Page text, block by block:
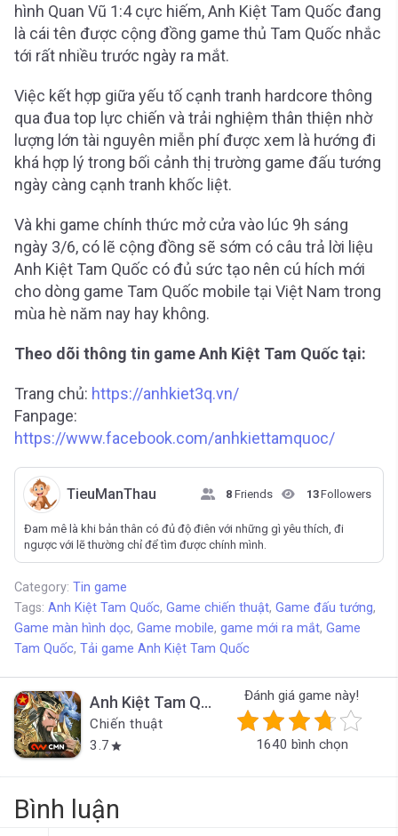
hình Quan Vũ 1:4 cực hiếm, Anh Kiệt Tam Quốc đang
là cái tên được cộng đồng game thủ Tam Quốc nhắc
tới rất nhiều trước ngày ra mắt.
Việc kết hợp giữa yếu tố cạnh tranh hardcore thông
qua đua top lực chiến và trải nghiệm thân thiện nhờ
lượng lớn tài nguyên miễn phí được xem là hướng đi
khá hợp lý trong bối cảnh thị trường game đấu tướng
ngày càng cạnh tranh khốc liệt.
Và khi game chính thức mở cửa vào lúc 9h sáng
ngày 3/6, có lẽ cộng đồng sẽ sớm có câu trả lời liệu
Anh Kiệt Tam Quốc có đủ sức tạo nên cú hích mới
cho dòng game Tam Quốc mobile tại Việt Nam trong
mùa hè năm nay hay không.
Theo dõi thông tin game Anh Kiệt Tam Quốc tại:
Trang chủ: https://anhkiet3q.vn/
Fanpage:
https://www.facebook.com/anhkiettamquoc/
TieuManThau 8 Friends 13Followers
Đam mê là khi bản thân có đủ độ điên với những gì yêu thích, đi
ngược với lẽ thường chỉ để tìm được chính mình.
Category: Tin game
Tags: Anh Kiệt Tam Quốc, Game chiến thuật, Game đấu tướng,
Game màn hình dọc, Game mobile, game mới ra mắt, Game
Tam Quốc, Tải game Anh Kiệt Tam Quốc
Anh Kiệt Tam Quốc
Chiến thuật
3.7 star
Đánh giá game này!
1640 bình chọn
Bình luận